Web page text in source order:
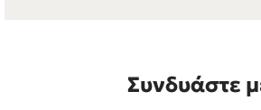
Συνδυάστε